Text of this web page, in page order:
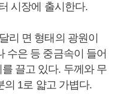
시장에 출시한다.
리 면 형태의 광원이
수은 등 중금속이 들어
끌고 있다. 두께와 무
의 1로 얇고 가볍다.